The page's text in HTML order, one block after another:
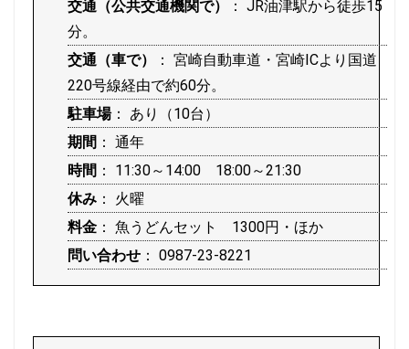
交通（公共交通機関で）
： JR油津駅から徒歩15
分。
交通（車で）
： 宮崎自動車道・宮崎ICより国道
220号線経由で約60分。
駐車場： あり（10台）
期間 ： 通年
時間 ： 11:30～14:00 18:00～21:30
休み ： 火曜
料金 ： 魚うどんセット 1300円・ほか
問い合わせ ： 0987-23-8221